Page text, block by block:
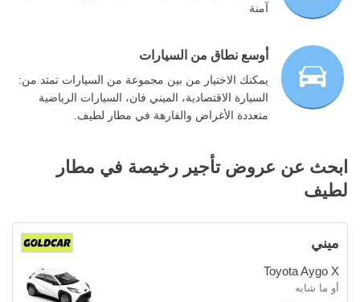
آمنة
أوسع نطاق من السيارات
يمكنك الاختيار من بين مجموعة من السيارات تمتد من:
السيارة الاقتصادية، الميني فان، السيارات الرياضية
متعددة الأغراض والفارهة في مطار لطيف.
ابحث عن عروض تأجير رخيصة في مطار
لطيف
ميني
Toyota Aygo X
أو ما شابه